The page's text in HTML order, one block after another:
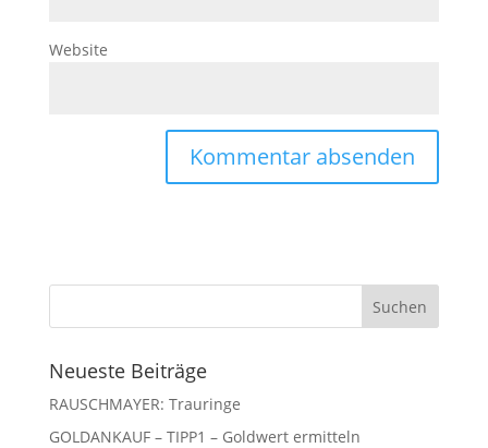
Website
Neueste Beiträge
RAUSCHMAYER: Trauringe
GOLDANKAUF – TIPP1 – Goldwert ermitteln